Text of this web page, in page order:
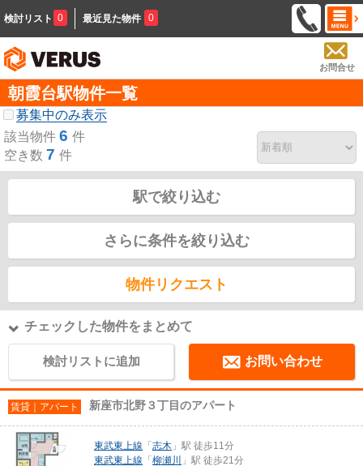
検討リスト 0 最近見た物件 0
お問合せ
朝霞台駅物件一覧
募集中のみ表示
該当物件 6 件
空き数 7 件
駅で絞り込む
さらに条件を絞り込む
物件リクエスト
チェックした物件をまとめて
検討リストに追加 お問い合わせ
賃貸｜アパート 新座市北野３丁目のアパート
東武東上線 「 志木 」駅 徒歩11分
東武東上線 「 柳瀬川
」駅 徒歩21分